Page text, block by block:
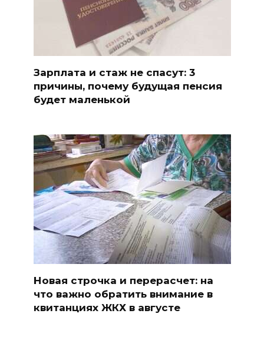
Зарплата и стаж не спасут: 3
причины, почему будущая пенсия
будет маленькой
Новая строчка и перерасчет: на
что важно обратить внимание в
квитанциях ЖКХ в августе